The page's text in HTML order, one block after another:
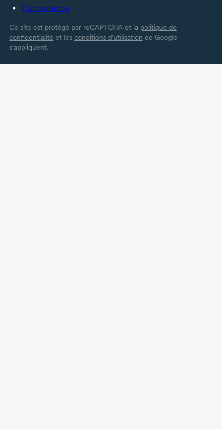
Transparence
Ce site est protégé par reCAPTCHA et la politique de
confidentialité et les conditions d'utilisation de Google
s'appliquent.